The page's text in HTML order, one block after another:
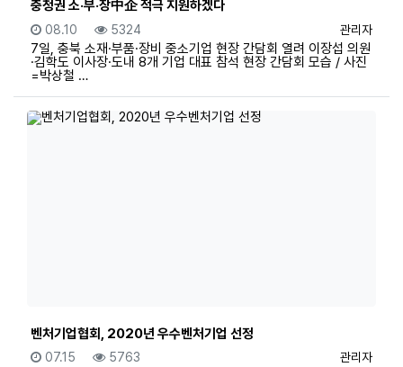
충청권 소·부·장中企 적극 지원하겠다
등록자
관리자
등록일
08.10 조회
5324
7일, 충북 소재·부품·장비 중소기업 현장 간담회 열려 이장섭 의원
·김학도 이사장·도내 8개 기업 대표 참석 현장 간담회 모습 / 사진
=박상철 …
벤처기업협회, 2020년 우수벤처기업 선정
등록자
관리자
등록일
07.15 조회
5763